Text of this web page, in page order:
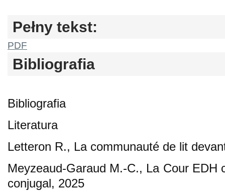
Pełny tekst:
PDF
Bibliografia
Bibliografia
Literatura
Letteron R., La communauté de lit
Meyzeaud-Garaud M.-C., La Cour EDH
conjugal, 2025